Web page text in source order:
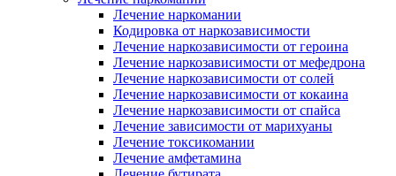
Лечение наркомании
Кодировка от наркозависимости
Лечение наркозависимости от героина
Лечение наркозависимости от мефедрона
Лечение наркозависимости от солей
Лечение наркозависимости от кокаина
Лечение наркозависимости от спайса
Лечение зависимости от марихуаны
Лечение токсикомании
Лечение амфетамина